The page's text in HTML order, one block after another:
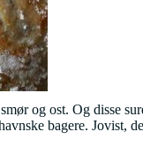
og ost. Og disse
bagere. Jovist,